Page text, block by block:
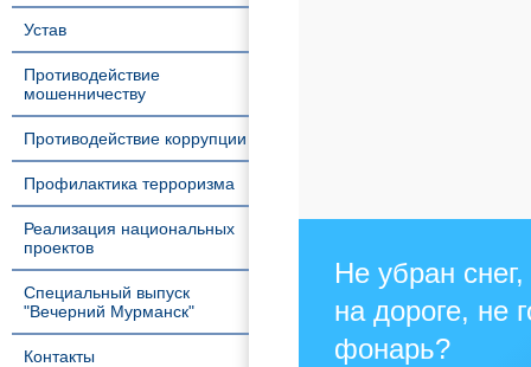
Устав
Противодействие
мошенничеству
Противодействие коррупции
Профилактика терроризма
Реализация национальных
проектов
Специальный выпуск
"Вечерний Мурманск"
Контакты
Не убран
на дороге, не
фонарь?